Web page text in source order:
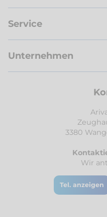
Service
Unternehmen
3380
Wir
Tel. anzeigen